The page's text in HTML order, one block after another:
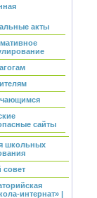
акты
сайты
школьных
интернат» |